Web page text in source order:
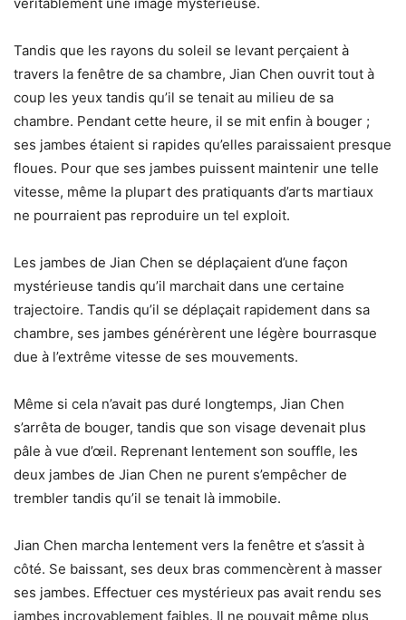
Tandis que les rayons du soleil se levant perçaient à
travers la fenêtre de sa chambre, Jian Chen ouvrit tout à
coup les yeux tandis qu’il se tenait au milieu de sa
chambre. Pendant cette heure, il se mit enfin à bouger ;
ses jambes étaient si rapides qu’elles paraissaient presque
floues. Pour que ses jambes puissent maintenir une telle
vitesse, même la plupart des pratiquants d’arts martiaux
ne pourraient pas reproduire un tel exploit.
Les jambes de Jian Chen se déplaçaient d’une façon
mystérieuse tandis qu’il marchait dans une certaine
trajectoire. Tandis qu’il se déplaçait rapidement dans sa
chambre, ses jambes générèrent une légère bourrasque
due à l’extrême vitesse de ses mouvements.
Même si cela n’avait pas duré longtemps, Jian Chen
s’arrêta de bouger, tandis que son visage devenait plus
pâle à vue d’œil. Reprenant lentement son souffle, les
deux jambes de Jian Chen ne purent s’empêcher de
trembler tandis qu’il se tenait là immobile.
Jian Chen marcha lentement vers la fenêtre et s’assit à
côté. Se baissant, ses deux bras commencèrent à masser
ses jambes. Effectuer ces mystérieux pas avait rendu ses
jambes incroyablement faibles. Il ne pouvait même plus